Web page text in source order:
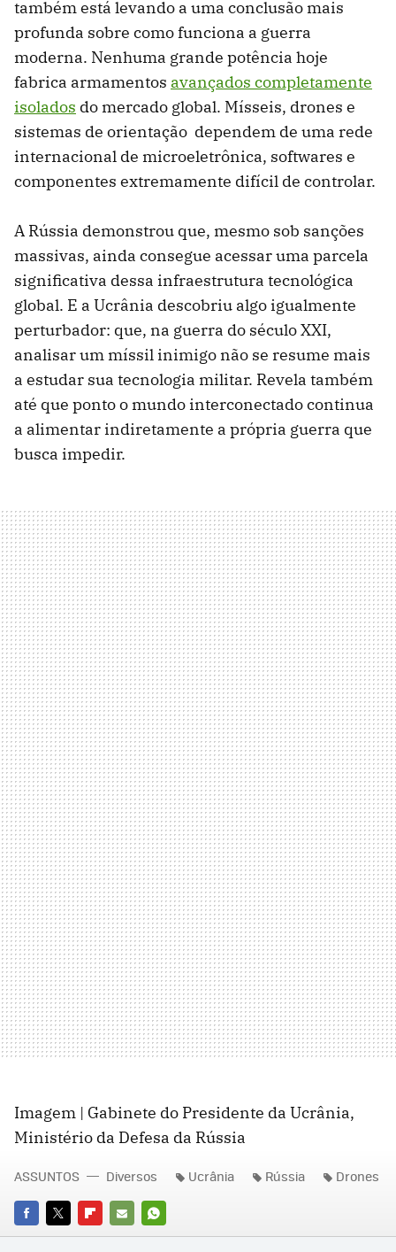
também está levando a uma conclusão mais
profunda sobre como funciona a guerra
moderna. Nenhuma grande potência hoje
fabrica armamentos avançados completamente
isolados do mercado global. Mísseis, drones e
sistemas de orientação dependem de uma rede
internacional de microeletrônica, softwares e
componentes extremamente difícil de controlar.
A Rússia demonstrou que, mesmo sob sanções
massivas, ainda consegue acessar uma parcela
significativa dessa infraestrutura tecnológica
global. E a Ucrânia descobriu algo igualmente
perturbador: que, na guerra do século XXI,
analisar um míssil inimigo não se resume mais
a estudar sua tecnologia militar. Revela também
até que ponto o mundo interconectado continua
a alimentar indiretamente a própria guerra que
busca impedir.
Imagem | Gabinete do Presidente da Ucrânia,
Ministério da Defesa da Rússia
FACEBOOK
TWITTERFLIPBOARD
E-
WHATSAPP
ASSUNTOS Diversos Ucrânia Rússia Drones